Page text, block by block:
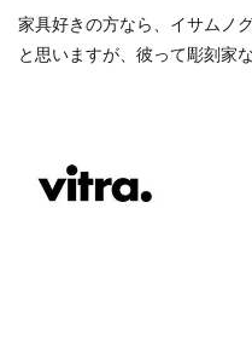
家具好きの方なら、イサムノ
と思いますが、彼って彫刻家